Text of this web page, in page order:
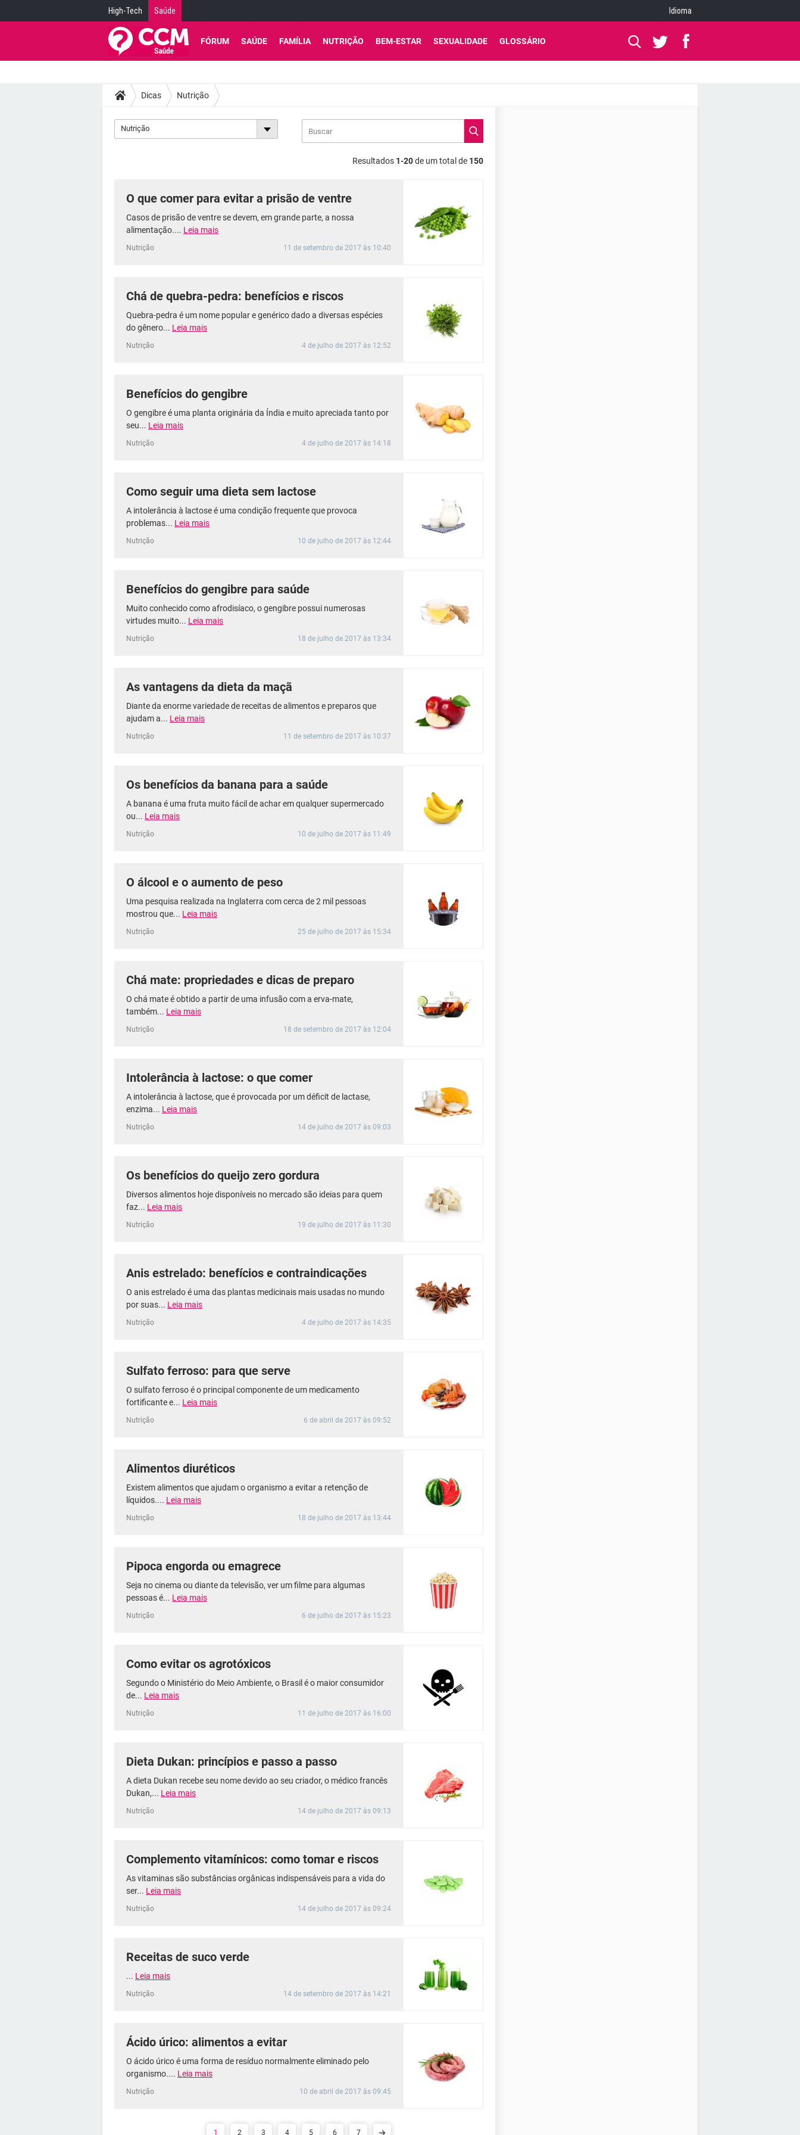
High-Tech Saúde Idioma
FÓRUM SAÚDE FAMÍLIA NUTRIÇÃO BEM-ESTAR SEXUALIDADE GLOSSÁRIO
Dicas Nutrição
Nutrição
Resultados 1-20de um total de 150
O que comer para evitar a prisão de ventre
Casos de prisão de ventre se devem, em grande parte, a nossa
alimentação.... Leia mais
Nutrição 11 de setembro de 2017 às 10:40
Chá de quebra-pedra: benefícios e riscos
Quebra-pedra é um nome popular e genérico dado a diversas espécies
do gênero... Leia mais
Nutrição 4 de julho de 2017 às 12:52
Benefícios do gengibre
O gengibre é uma planta originária da Índia e muito apreciada tanto por
seu... Leia mais
Nutrição 4 de julho de 2017 às 14:18
Como seguir uma dieta sem lactose
A intolerância à lactose é uma condição frequente que provoca
problemas... Leia mais
Nutrição 10 de julho de 2017 às 12:44
Benefícios do gengibre para saúde
Muito conhecido como afrodisíaco, o gengibre possui numerosas
virtudes muito... Leia mais
Nutrição 18 de julho de 2017 às 13:34
As vantagens da dieta da maçã
Diante da enorme variedade de receitas de alimentos e preparos que
ajudam a... Leia mais
Nutrição 11 de setembro de 2017 às 10:37
Os benefícios da banana para a saúde
A banana é uma fruta muito fácil de achar em qualquer supermercado
ou... Leia mais
Nutrição 10 de julho de 2017 às 11:49
O álcool e o aumento de peso
Uma pesquisa realizada na Inglaterra com cerca de 2 mil pessoas
mostrou que... Leia mais
Nutrição 25 de julho de 2017 às 15:34
Chá mate: propriedades e dicas de preparo
O chá mate é obtido a partir de uma infusão com a erva-mate,
também... Leia mais
Nutrição 18 de setembro de 2017 às 12:04
Intolerância à lactose: o que comer
A intolerância à lactose, que é provocada por um déficit de lactase,
enzima... Leia mais
Nutrição 14 de julho de 2017 às 09:03
Os benefícios do queijo zero gordura
Diversos alimentos hoje disponíveis no mercado são ideias para quem
faz... Leia mais
Nutrição 19 de julho de 2017 às 11:30
Anis estrelado: benefícios e contraindicações
O anis estrelado é uma das plantas medicinais mais usadas no mundo
por suas... Leia mais
Nutrição 4 de julho de 2017 às 14:35
Sulfato ferroso: para que serve
O sulfato ferroso é o principal componente de um medicamento
fortificante e... Leia mais
Nutrição 6 de abril de 2017 às 09:52
Alimentos diuréticos
Existem alimentos que ajudam o organismo a evitar a retenção de
líquidos.... Leia mais
Nutrição 18 de julho de 2017 às 13:44
Pipoca engorda ou emagrece
Seja no cinema ou diante da televisão, ver um filme para algumas
pessoas é... Leia mais
Nutrição 6 de julho de 2017 às 15:23
Como evitar os agrotóxicos
Segundo o Ministério do Meio Ambiente, o Brasil é o maior consumidor
de... Leia mais
Nutrição 11 de julho de 2017 às 16:00
Dieta Dukan: princípios e passo a passo
A dieta Dukan recebe seu nome devido ao seu criador, o médico francês
Dukan,... Leia mais
Nutrição 14 de julho de 2017 às 09:13
Complemento vitamínicos: como tomar e riscos
As vitaminas são substâncias orgânicas indispensáveis para a vida do
ser... Leia mais
Nutrição 14 de julho de 2017 às 09:24
Receitas de suco verde
... Leia mais
Nutrição 14 de setembro de 2017 às 14:21
Ácido úrico: alimentos a evitar
O ácido úrico é uma forma de resíduo normalmente eliminado pelo
organismo.... Leia mais
Nutrição 10 de abril de 2017 às 09:45
1 2 3 4 5 6 7